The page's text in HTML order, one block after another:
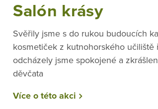
Salón krásy
Svěřily jsme s do rukou budoucích
kosmetiček z kutnohorského učiliště
odcházely jsme spokojené a
děvčata
Více o této akci